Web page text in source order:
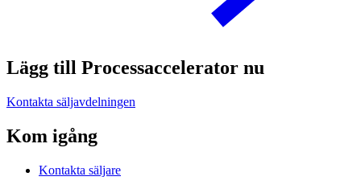
Lägg till Processaccelerator nu
Kontakta säljavdelningen
Kom igång
Kontakta säljare